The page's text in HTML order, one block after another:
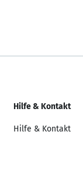
Hilfe & Kontakt
Hilfe & Kontakt